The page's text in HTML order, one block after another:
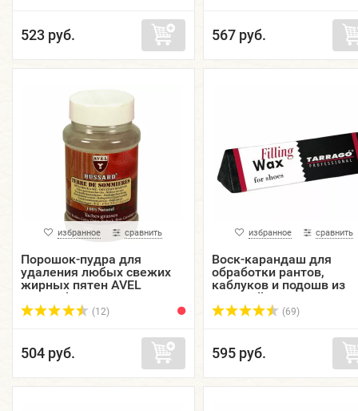
523 руб. 567 руб.
избранное сравнить
Порошок-пудра для
удаления любых свежих
жирных пятен AVEL
Hussard Terre De
Sommieres, 250 гр.
(12)
504 руб.
избранное сравнить
Воск-карандаш для
обработки рантов,
каблуков и подошв из
кожи Filling Wax
120 гр.
(69)
595 руб.